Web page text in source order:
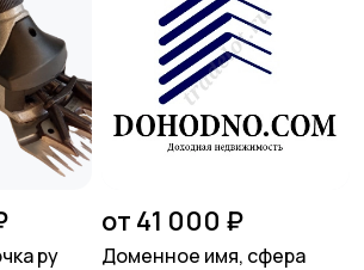
ру
от 41 000 ₽
Доменное имя, сфера